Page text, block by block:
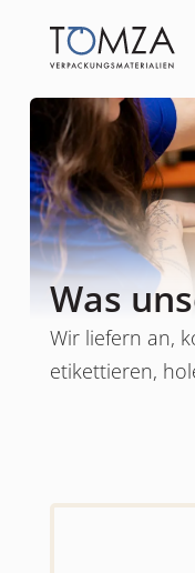
Was
Wir liefern an,
etikettieren,